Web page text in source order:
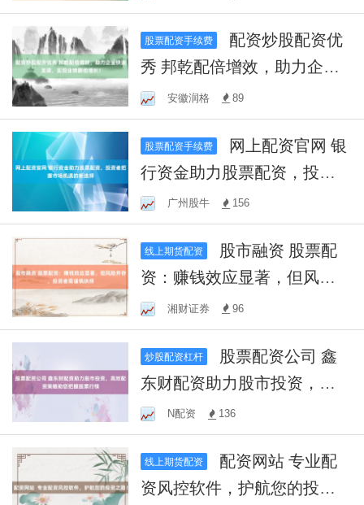
股票配资手续费
秀 邦乾配倍增效，助力企业
快速发展，实现业绩翻倍增
长！
安徽润格 89
股票配资手续费
行资金助力股票配资，投资
者把握市场机遇的新选择
广州股牛 156
线上期货配资
资：赚钱效应显著，但风险
并存，投资者需谨慎抉择
湘财证券 96
炒股配资杠杆
东财配资助力股市投资，高
效配资策略助您把握股票行
情
N配资 136
线上期货配资
资风控软件，护航您的投资